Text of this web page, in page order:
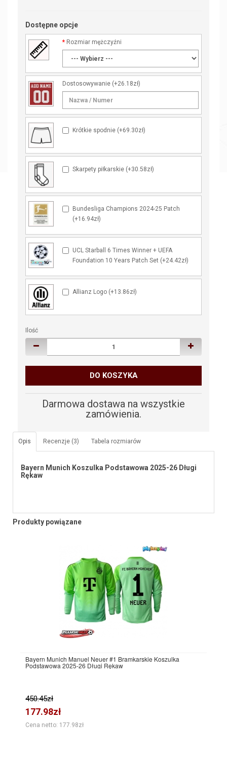
Dostępne opcje
Rozmiar mężczyźni
Dostosowywanie (+26.18zł)
Krótkie spodnie (+69.30zł)
Skarpety piłkarskie (+30.58zł)
Bundesliga Champions 2024-25 Patch
(+16.94zł)
UCL Starball 6 Times Winner + UEFA
Foundation 10 Years Patch Set (+24.42zł)
Allianz Logo (+13.86zł)
Ilość
DO KOSZYKA
Darmowa dostawa na wszystkie
zamówienia.
Opis Recenzje (3) Tabela rozmiarów
Bayern Munich Koszulka Podstawowa 2025-26 Długi
Rękaw
Produkty powiązane
Bayern Munich Manuel Neuer #1 Bramkarskie Koszulka
Podstawowa 2025-26 Długi Rękaw
450.45zł
177.98zł
Cena netto: 177.98zł